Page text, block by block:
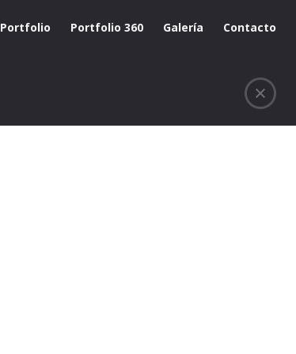
Portfolio Portfolio 360 Galería Contacto